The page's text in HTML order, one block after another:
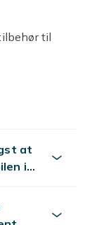
til
glass
at
i